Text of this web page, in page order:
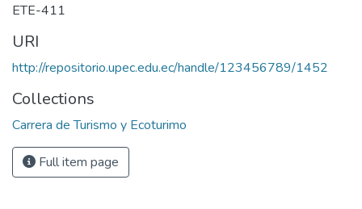
ETE-411
URI
http://repositorio.upec.edu.ec/handle/123456789/1452
Collections
Carrera de Turismo y Ecoturimo
Full item page